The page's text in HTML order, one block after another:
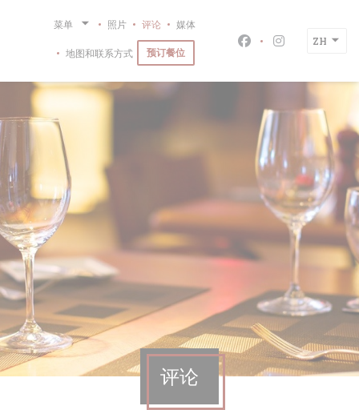
菜单 照片 评论 媒体
地图和联系方式 预订餐位 Facebook ((在新窗
Instagram ((
ZH
评论